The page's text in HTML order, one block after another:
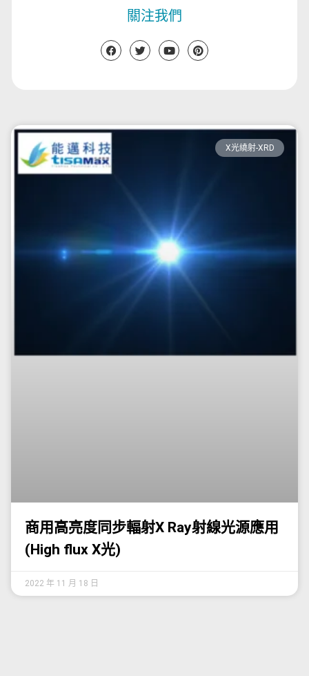
關注我們
X光繞射-XRD
商用高亮度同步輻射X Ray射線光源應用
(High flux X光)
2022 年 11 月 18 日